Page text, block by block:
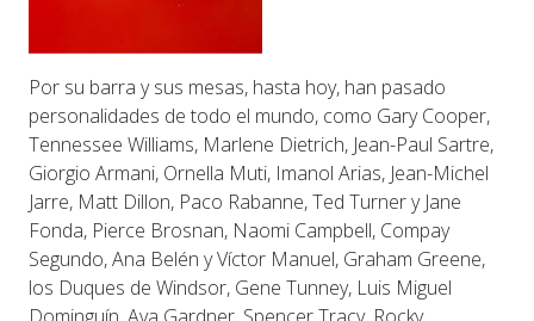
Por su barra y sus mesas, hasta hoy, han pasado
personalidades de todo el mundo, como Gary Cooper,
Tennessee Williams, Marlene Dietrich, Jean-Paul Sartre,
Giorgio Armani, Ornella Muti, Imanol Arias, Jean-Michel
Jarre, Matt Dillon, Paco Rabanne, Ted Turner y Jane
Fonda, Pierce Brosnan, Naomi Campbell, Compay
Segundo, Ana Belén y Víctor Manuel, Graham Greene,
los Duques de Windsor, Gene Tunney, Luis Miguel